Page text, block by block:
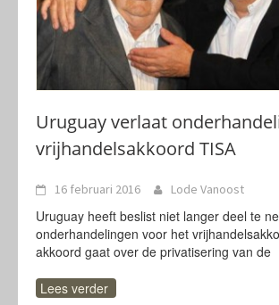
Uruguay verlaat
vrijhandelsakkoord TISA
16 februari 2016 Lode Vanoost
Uruguay heeft beslist niet langer deel te
onderhandelingen voor het
akkoord gaat over de privatisering van de
Lees verder